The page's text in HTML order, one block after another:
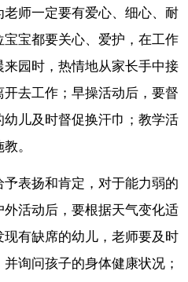
师一定要有爱心、细心、耐
宝都要关心、爱护，在工作
园时，热情地从家长手中接
去工作；早操活动后，要督
儿及时督促换汗巾；教学活
。
表扬和肯定，对于能力弱的
活动后，要根据天气变化适
有缺席的幼儿，老师要及时
询问孩子的身体健康状况；